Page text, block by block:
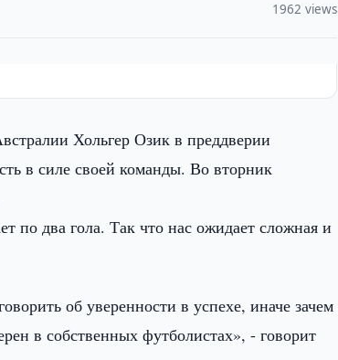
1962 views
Хольгер Озик в преддверии
в силе своей команды. Во вторник
по два гола. Так что нас ожидает сложная и
об уверенности в успехе, иначе зачем
в собственных футболистах», - говорит